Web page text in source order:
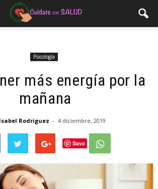
Psicología
más energía por la
mañana
Rodriguez - 4 diciembre, 2019
Save